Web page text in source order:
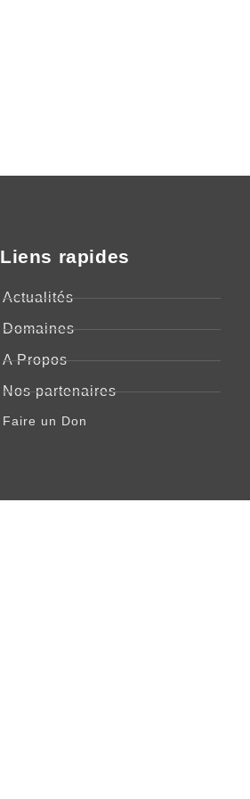
Liens rapides
Actualités
Domaines
A Propos
Nos partenaires
Faire un Don